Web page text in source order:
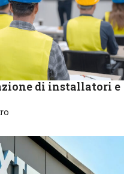
di installatori e